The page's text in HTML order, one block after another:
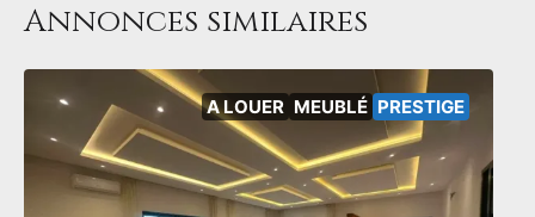
Annonces similaires
A LOUER MEUBLÉ PRESTIGE